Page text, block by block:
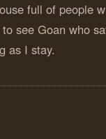
full of people
see Goan who
as I stay.